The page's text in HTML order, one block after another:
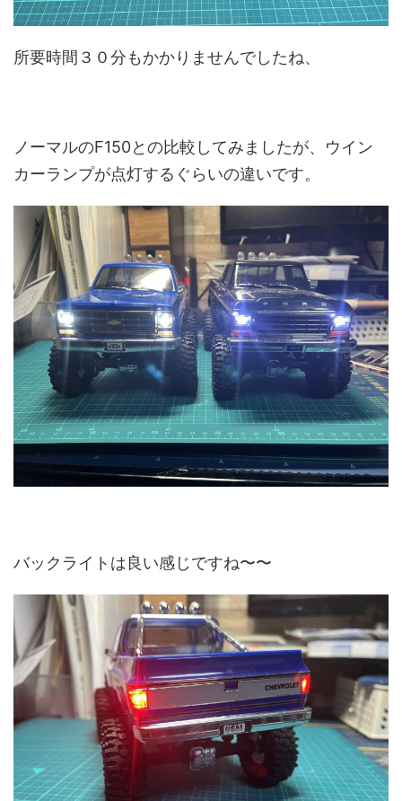
所要時間３０分もかかりませんでしたね、
ノーマルのF150との比較してみましたが、ウイン
カーランプが点灯するぐらいの違いです。
バックライトは良い感じですね〜〜